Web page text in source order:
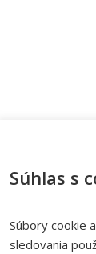
Súhlas s
Súbory cookie
sledovania